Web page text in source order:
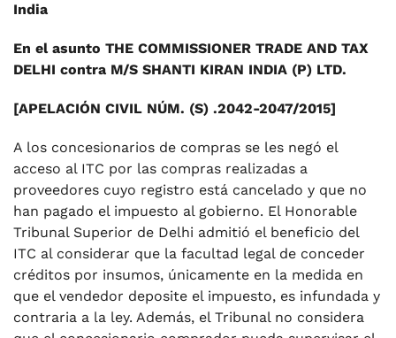
India
En el asunto THE COMMISSIONER TRADE AND TAX
DELHI contra M/S SHANTI KIRAN INDIA (P) LTD.
[APELACIÓN CIVIL NÚM. (S) .2042-2047/2015]
A los concesionarios de compras se les negó el
acceso al ITC por las compras realizadas a
proveedores cuyo registro está cancelado y que no
han pagado el impuesto al gobierno. El Honorable
Tribunal Superior de Delhi admitió el beneficio del
ITC al considerar que la facultad legal de conceder
créditos por insumos, únicamente en la medida en
que el vendedor deposite el impuesto, es infundada y
contraria a la ley. Además, el Tribunal no considera